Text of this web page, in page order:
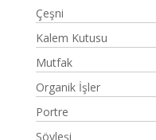
Çeşni
Kalem Kutusu
Mutfak
Organik İşler
Portre
Söyleşi